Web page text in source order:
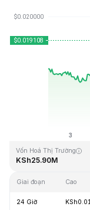
Vốn Hoá Thị Trường
KSh25.90M
Giai đoạn Cao
24 Giờ